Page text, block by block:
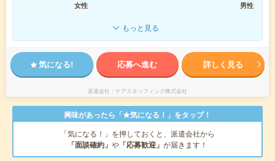
女性
男性
もっと見る
気になる! 応募へ進む 詳しく見る
派遣会社 ケアスタッフィング株式会社
興味があったら「★気になる！」をタップ！
「気になる！」を押しておくと、派遣会社から
「面談確約」 や 「応募歓迎」 が届きます！